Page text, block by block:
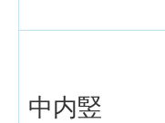
中内竪